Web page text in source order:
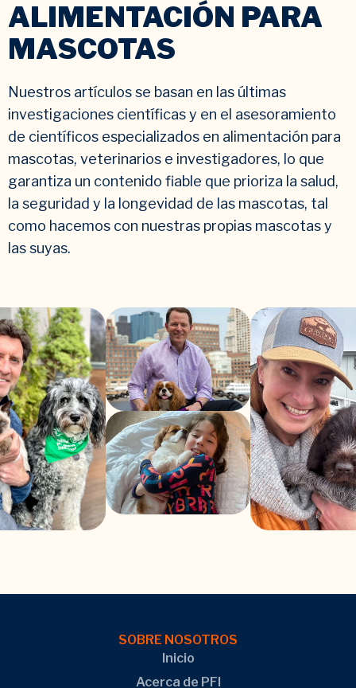
ALIMENTACIÓN PARA
MASCOTAS
Nuestros artículos se basan en las últimas
investigaciones científicas y en el asesoramiento
de científicos especializados en alimentación para
mascotas, veterinarios e investigadores, lo que
garantiza un contenido fiable que prioriza la salud,
la seguridad y la longevidad de las mascotas, tal
como hacemos con nuestras propias mascotas y
las suyas.
SOBRE NOSOTROS
Inicio
Acerca de PFI